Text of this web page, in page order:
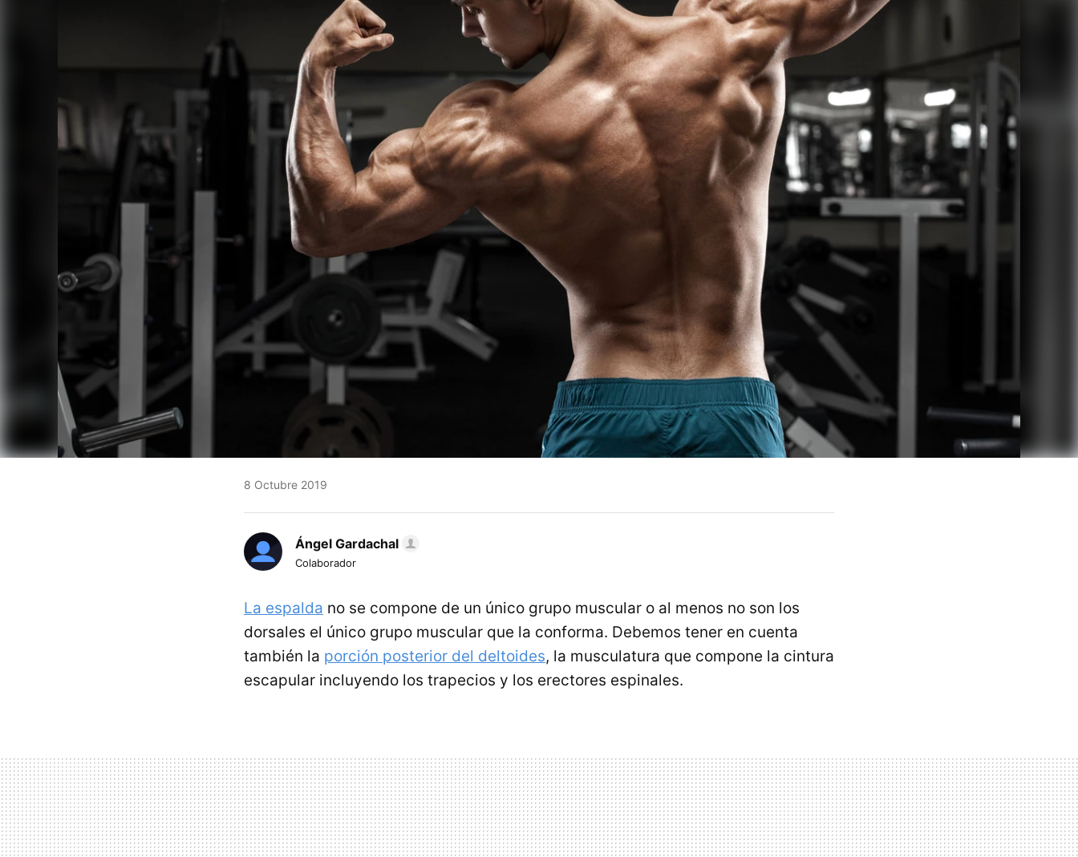
8 Octubre 2019
Ángel Gardachal
Colaborador
La espalda no se compone de un único grupo muscular o al menos no son los
dorsales el único grupo muscular que la conforma. Debemos tener en cuenta
también la porción posterior del deltoides, la musculatura que compone la cintura
escapular incluyendo los trapecios y los erectores espinales.